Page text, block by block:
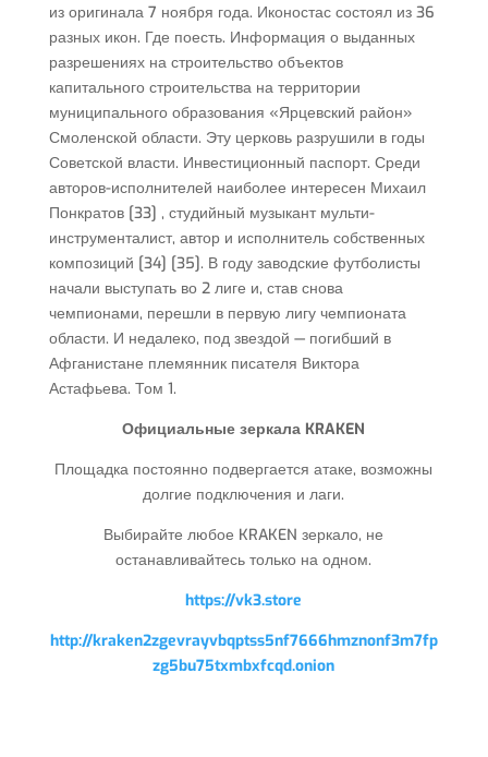
из оригинала 7 ноября года. Иконостас состоял из 36
разных икон. Где поесть. Информация о выданных
разрешениях на строительство объектов
капитального строительства на территории
муниципального образования «Ярцевский район»
Смоленской области. Эту церковь разрушили в годы
Советской власти. Инвестиционный паспорт. Среди
авторов-исполнителей наиболее интересен Михаил
Понкратов [33] , студийный музыкант мульти-
инструменталист, автор и исполнитель собственных
композиций [34] [35]. В году заводские футболисты
начали выступать во 2 лиге и, став снова
чемпионами, перешли в первую лигу чемпионата
области. И недалеко, под звездой — погибший в
Афганистане племянник писателя Виктора
Астафьева. Том 1.
Официальные зеркала KRAKEN
Площадка постоянно подвергается атаке, возможны
долгие подключения и лаги.
Выбирайте любое KRAKEN зеркало, не
останавливайтесь только на одном.
https://vk3.store
http://kraken2zgevrayvbqptss5nf7666hmznonf3m7fp
zg5bu75txmbxfcqd.onion